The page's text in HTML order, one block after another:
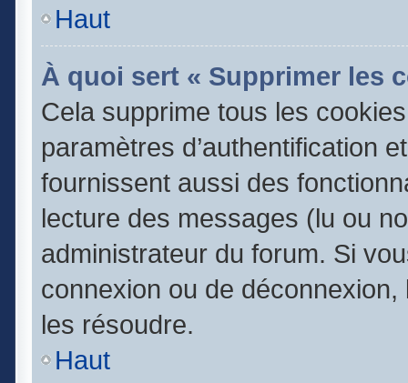
Haut
À quoi sert « Supprimer les
Cela supprime tous les
paramètres d’authentification
fournissent aussi des
lecture des messages (lu ou
administrateur du forum. Si
connexion ou de
les résoudre.
Haut